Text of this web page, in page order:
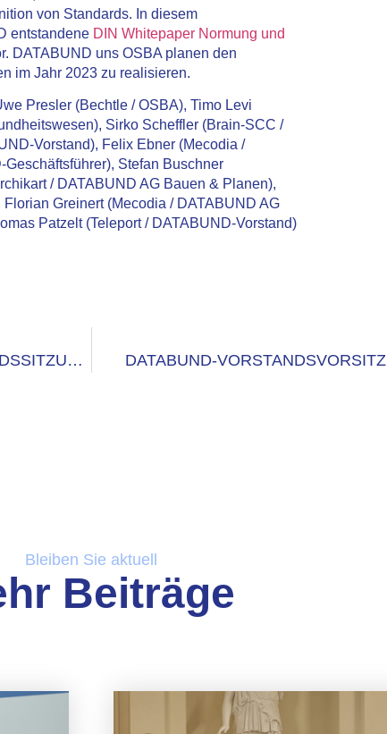
von Standards. In diesem
entstandene DIN Whitepaper Normung und
DATABUND uns OSBA planen den
im Jahr 2023 zu realisieren.
Presler (Bechtle / OSBA), Timo Levi
Sirko Scheffler (Brain-SCC /
Vorstand), Felix Ebner (Mecodia /
Stefan Buschner
/ DATABUND AG Bauen & Planen),
Greinert (Mecodia / DATABUND AG
Patzelt (Teleport / DATABUND-Vorstand)
DATABUND ZU GAST BEI BECHTLE: OFFENE VORSTANDSSITZUNG MIT ZAHLREICHEN GESCHÄFTSFÜHRERN DATABUND-
Bleiben Sie aktuell
Beiträge